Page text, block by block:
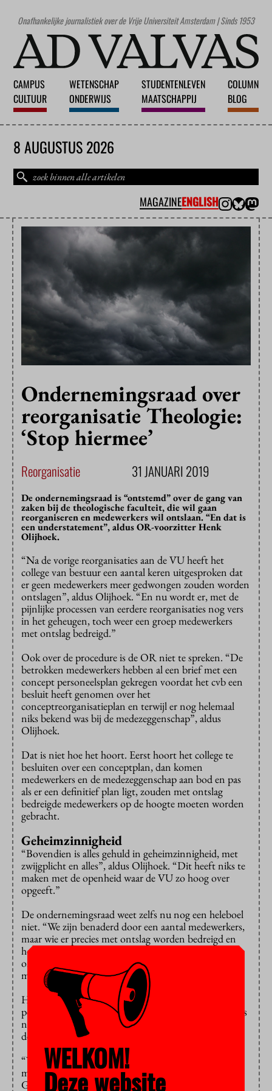
Onafhankelijke journalistiek over de Vrije Universiteit Amsterdam | Sinds 1953
CAMPUS
CULTUUR
WETENSCHAP
ONDERWIJS
STUDENTENLEVEN
MAATSCHAPPIJ
COLUMN
BLOG
8 AUGUSTUS 2026
MAGAZINEENGLISH
Ondernemingsraad over
reorganisatie Theologie:
‘Stop hiermee’
Reorganisatie 31 JANUARI 2019
De ondernemingsraad is “ontstemd” over de gang van
zaken bij de theologische faculteit, die wil gaan
reorganiseren en medewerkers wil ontslaan. “En dat is
een understatement”, aldus OR-voorzitter Henk
Olijhoek.
“Na de vorige reorganisaties aan de VU heeft het
college van bestuur een aantal keren uitgesproken dat
er geen medewerkers meer gedwongen zouden worden
ontslagen”, aldus Olijhoek. “En nu wordt er, met de
pijnlijke processen van eerdere reorganisaties nog vers
in het geheugen, toch weer een groep medewerkers
met ontslag bedreigd.”
Ook over de procedure is de OR niet te spreken. “De
betrokken medewerkers hebben al een brief met een
concept personeelsplan gekregen voordat het cvb een
besluit heeft genomen over het
conceptreorganisatieplan en terwijl er nog helemaal
niks bekend was bij de medezeggenschap”, aldus
Olijhoek.
Dat is niet hoe het hoort. Eerst hoort het college te
besluiten over een conceptplan, dan komen
medewerkers en de medezeggenschap aan bod en pas
als er een definitief plan ligt, zouden met ontslag
bedreigde medewerkers op de hoogte moeten worden
gebracht.
Geheimzinnigheid
“Bovendien is alles gehuld in geheimzinnigheid, met
zwijgplicht en alles”, aldus Olijhoek. “Dit heeft niks te
maken met de openheid waar de VU zo hoog over
opgeeft.”
De ondernemingsraad weet zelfs nu nog een heleboel
niet. “We zijn benaderd door een aantal medewerkers,
maar wie er precies met ontslag worden bedreigd en
hoeveel mensen dat zijn, is ons onduidelijk. Het gaat
om 6,75 fte, dus dat gaat wel in de richting van tien
medewerkers.”
Het zou vooral gaan om specialisten die de
pensioengerechtigde leeftijd naderen. “Die komen dus
na hun ontslag niet zo makkelijk meer aan de bak, aan
de VU of elders”, aldus Olijhoek.
“We vragen we ons af of het wel mogelijk is om deze
medewerkers te ontslaan”, aldus OR-lid Dick de
Gilder. “We vrezen voor een FALW 2.0.” De Gilder
WELKOM!
Deze website